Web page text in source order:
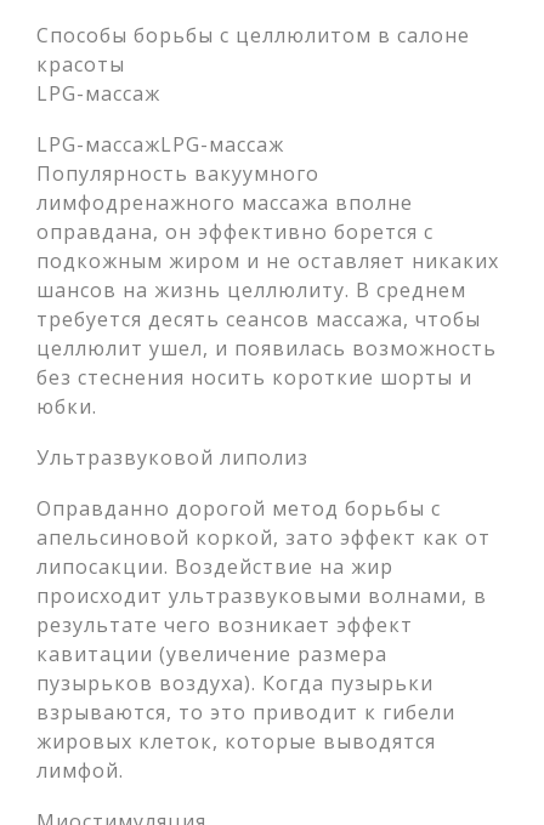
Способы борьбы с целлюлитом в салоне
красоты
LPG-массаж
LPG-массажLPG-массаж
Популярность вакуумного
лимфодренажного массажа вполне
оправдана, он эффективно борется с
подкожным жиром и не оставляет никаких
шансов на жизнь целлюлиту. В среднем
требуется десять сеансов массажа, чтобы
целлюлит ушел, и появилась возможность
без стеснения носить короткие шорты и
юбки.
Ультразвуковой липолиз
Оправданно дорогой метод борьбы с
апельсиновой коркой, зато эффект как от
липосакции. Воздействие на жир
происходит ультразвуковыми волнами, в
результате чего возникает эффект
кавитации (увеличение размера
пузырьков воздуха). Когда пузырьки
взрываются, то это приводит к гибели
жировых клеток, которые выводятся
лимфой.